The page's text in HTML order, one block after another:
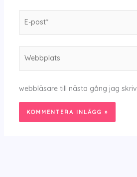
post*
webbläsare till nästa gång jag